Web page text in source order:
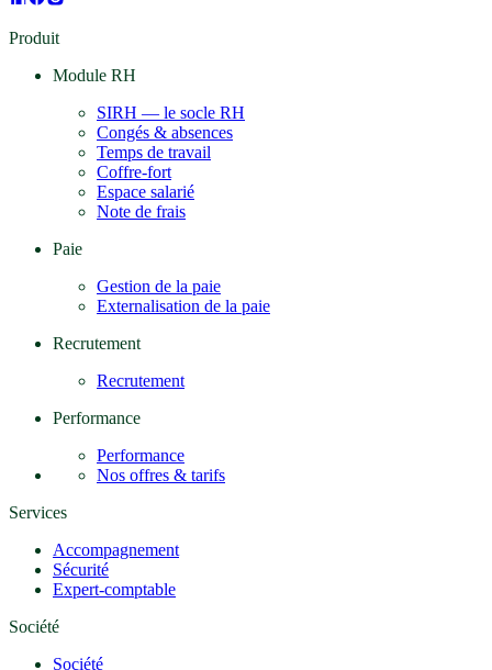
Produit
Module RH
SIRH — le socle RH
Congés & absences
Temps de travail
Coffre-fort
Espace salarié
Note de frais
Paie
Gestion de la paie
Externalisation de la paie
Recrutement
Recrutement
Performance
Performance
Nos offres & tarifs
Services
Accompagnement
Sécurité
Expert-comptable
Société
Société